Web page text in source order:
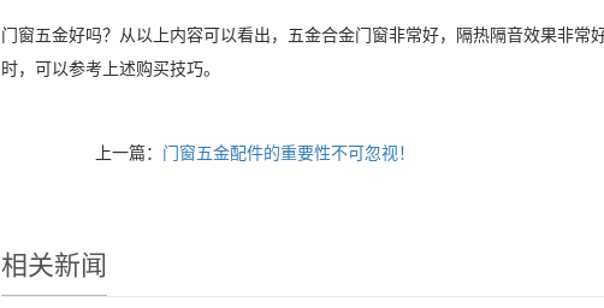
门窗五金好吗？从以上内容可以看出，五金合金门窗非常好，隔热隔音效果非
时，可以参考上述购买技巧。
上一篇： 门窗五金配件的重要性不可忽视！
相关新闻